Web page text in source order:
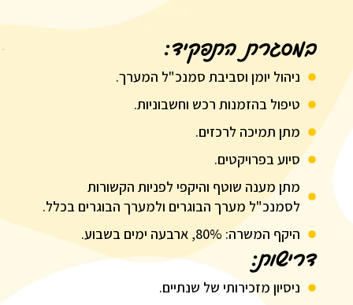
במסגרת התפקיד:
ניהול יומן וסביבת סמנכ"ל המערך.
טיפול בהזמנות רכש וחשבוניות.
מתן תמיכה לרכזים.
סיוע בפרויקטים.
מתן מענה שוטף והיקפי לפניות הקשורות
לסמנכ"ל מערך הבוגרים ולמערך הבוגרים בכלל.
היקף המשרה: 80%, ארבעה ימים בשבוע.
דרישות:
ניסיון מזכירותי של שנתיים.